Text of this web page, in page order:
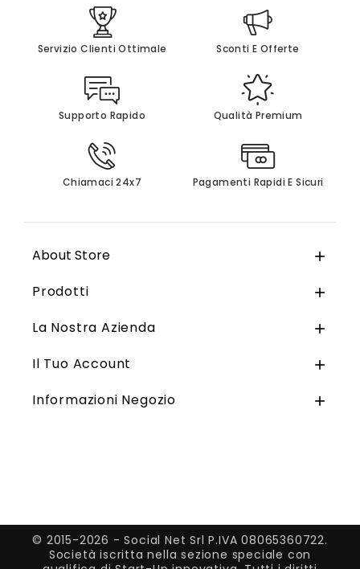
Servizio Clienti Ottimale Sconti E Offerte
Supporto Rapido Qualità Premium
Chiamaci 24x7 Pagamenti Rapidi E Sicuri
About Store 
Prodotti 
La Nostra Azienda 
Il Tuo Account 
Informazioni Negozio 
© 2015-2026 - Social Net Srl P.IVA 08065360722.
Società iscritta nella sezione speciale con